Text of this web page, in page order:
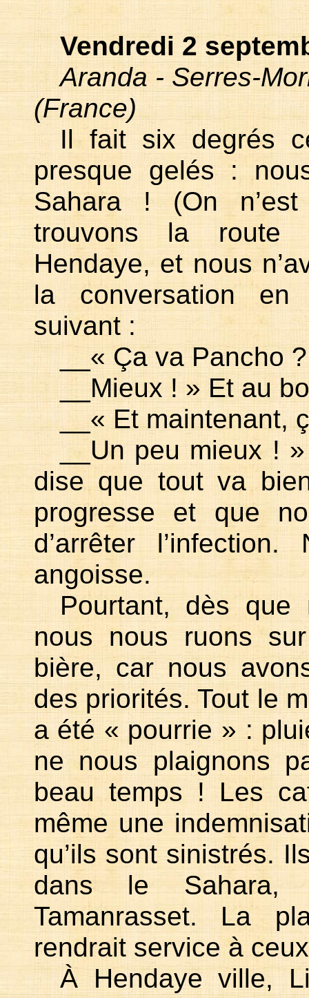
Vendredi 2
Aranda - Serres-
(France)
Il fait six degrés
presque gelés :
Sahara ! (On
trouvons la route
Hendaye, et nous
la conversation
suivant :
__« Ça va Pancho ?
__Mieux ! » Et au
__« Et maintenant,
__Un peu mieux !
dise que tout va
progresse et que
d’arrêter
angoisse.
Pourtant, dès que
nous nous ruons
bière, car nous
des priorités. Tout le
a été « pourrie » :
ne nous plaignons
beau temps ! Les
même une
qu’ils sont sinistrés.
dans le Sahara,
Tamanrasset. La
rendrait service à
À Hendaye ville,